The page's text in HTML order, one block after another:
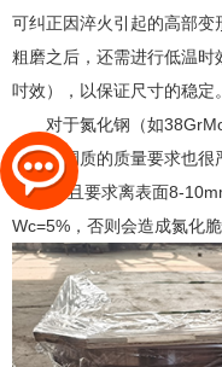
可纠正因淬火引起的高部
粗磨之后，还需进行低温
吋效），以保证尺寸的稳定。
对于氮化钢（如
理。对调质的质量要求也很
细化.而且要求离表面8-
Wc=5%，否则会造成氮化